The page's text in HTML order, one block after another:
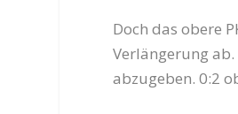
Doch das obere
Verlängerung
abzugeben. 0:2